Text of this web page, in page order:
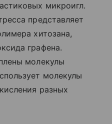
микроигл.
представляет
хитозана,
графена.
молекулы
молекулы
разных